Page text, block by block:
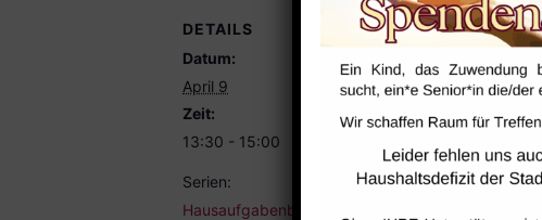
DETAILS
Datum:
April 9
Zeit:
13:30 - 15:00
Serien:
Hausaufgabenbetreuung